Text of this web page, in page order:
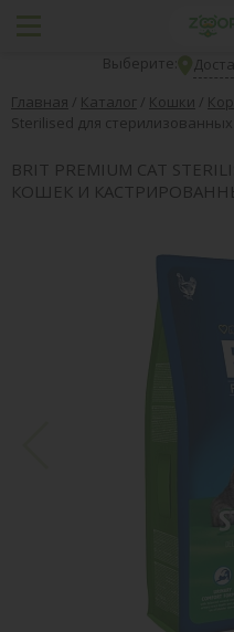
Выберите:
Главная / Каталог / Кошки /
Sterilised для
BRIT PREMIUM CAT
КОШЕК И